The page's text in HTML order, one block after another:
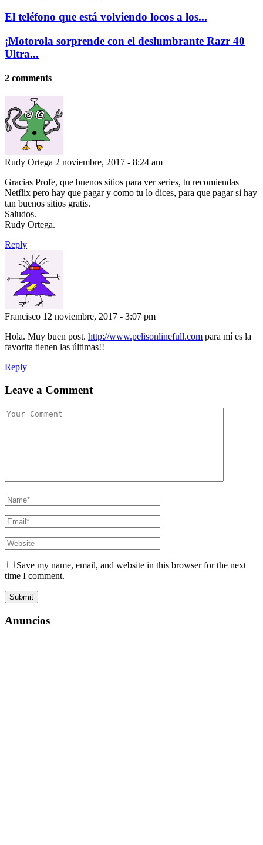
El teléfono que está volviendo locos a los...
¡Motorola sorprende con el deslumbrante Razr 40
Ultra...
2 comments
Rudy Ortega 2 noviembre, 2017 - 8:24 am
Gracias Profe, que buenos sitios para ver series, tu recomiendas
Netflix pero hay que pagar y como tu lo dices, para que pagar si hay
tan buenos sitios gratis.
Saludos.
Rudy Ortega.
Reply
Francisco 12 noviembre, 2017 - 3:07 pm
Hola. Muy buen post. http://www.pelisonlinefull.com para mí es la
favorita tienen las últimas!!
Reply
Leave a Comment
Save my name, email, and website in this browser for the next
time I comment.
Anuncios